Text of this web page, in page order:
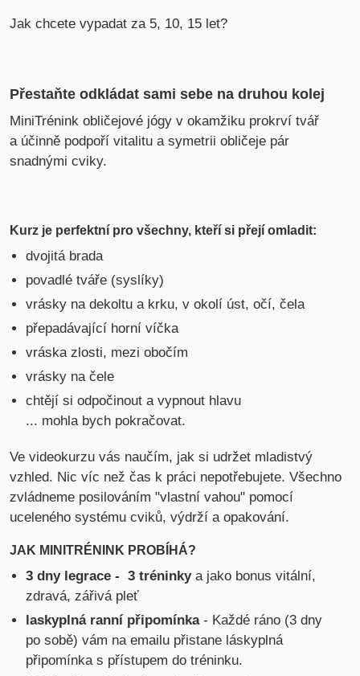
Jak chcete vypadat za 5, 10, 15 let?
Přestaňte odkládat sami sebe na druhou kolej
MiniTrénink obličejové jógy v okamžiku prokrví tvář
a účinně podpoří vitalitu a symetrii obličeje pár
snadnými cviky.
Kurz je perfektní pro všechny, kteří si přejí omladit:
dvojitá brada
povadlé tváře (syslíky)
vrásky na dekoltu a krku, v okolí úst, očí, čela
přepadávající horní víčka
vráska zlosti, mezi obočím
vrásky na čele
chtějí si odpočinout a vypnout hlavu
... mohla bych pokračovat.
Ve videokurzu vás naučím, jak si udržet mladistvý
vzhled. Nic víc než čas k práci nepotřebujete. Všechno
zvládneme posilováním "vlastní vahou" pomocí
uceleného systému cviků, výdrží a opakování.
JAK MINITRÉNINK PROBÍHÁ?
3 dny legrace - 3 tréninkya jako bonus vitální,
zdravá, zářivá pleť
laskyplná ranní připomínka- Každé ráno (3 dny
po sobě) vám na emailu přistane láskyplná
připomínka s přístupem do tréninku.